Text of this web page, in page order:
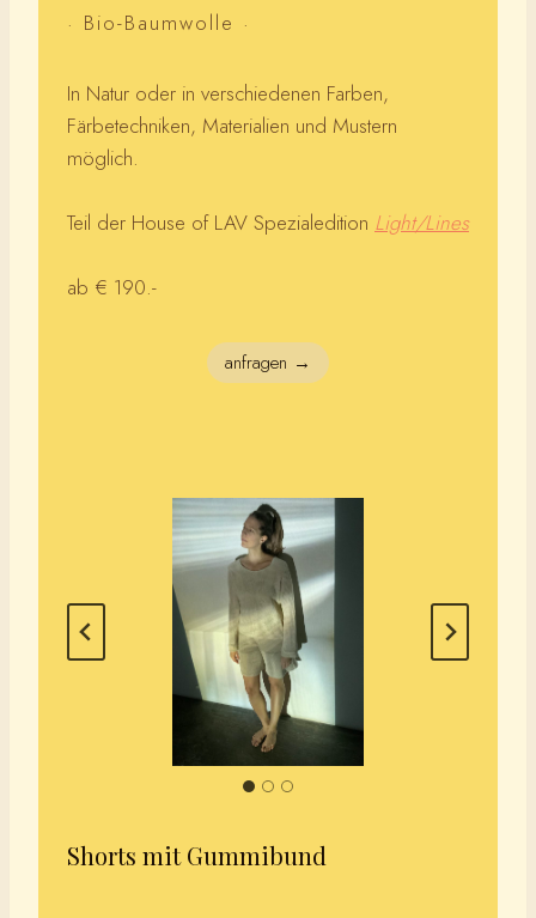
· Bio-Baumwolle ·
In Natur oder in verschiedenen Farben,
Färbetechniken, Materialien und Mustern
möglich.
Teil der House of LAV Spezialedition Light/Lines
ab € 190.-
anfragen →
Shorts mit Gummibund